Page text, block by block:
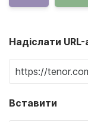
Надіслати
Вставити